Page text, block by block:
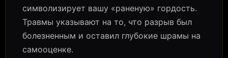
символизирует вашу «раненую» гордость.
Травмы указывают на то, что разрыв был
болезненным и оставил глубокие шрамы на
самооценке.